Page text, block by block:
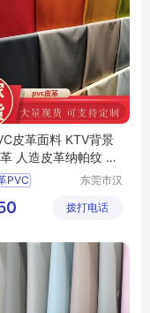
皮革面料 KTV背景
人造皮革纳帕纹 一
PVC
皮革
东莞市汉
限公司
拨打电话